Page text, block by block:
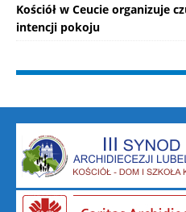
Kościół w Ceucie organizuje
intencji pokoju